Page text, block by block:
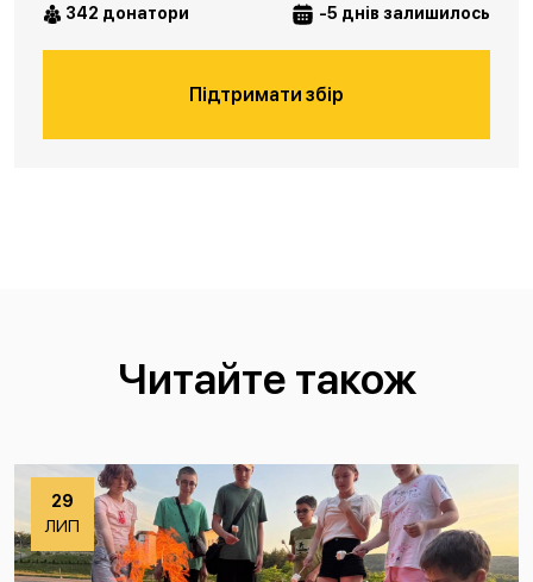
342 донатори -5 днів залишилось
Підтримати збір
Читайте також
29
ЛИП